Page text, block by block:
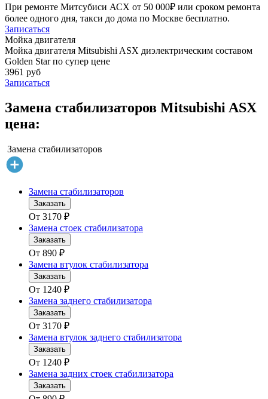
При ремонте Митсубиси АСХ от 50 000₽ или сроком ремонта
более одного дня, такси до дома по Москве бесплатно.
Записаться
Мойка двигателя
Мойка двигателя Mitsubishi ASX диэлектрическим составом
Golden Star по супер цене
3961 руб
Записаться
Замена стабилизаторов Mitsubishi ASX
цена:
Замена стабилизаторов
Замена стабилизаторов
Заказать
От 3170 ₽
Замена стоек стабилизатора
Заказать
От 890 ₽
Замена втулок стабилизатора
Заказать
От 1240 ₽
Замена заднего стабилизатора
Заказать
От 3170 ₽
Замена втулок заднего стабилизатора
Заказать
От 1240 ₽
Замена задних стоек стабилизатора
Заказать